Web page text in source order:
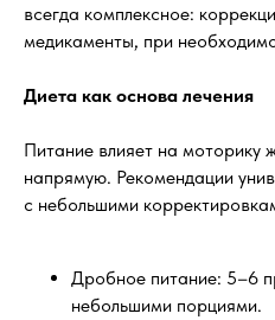
всегда комплексное:
медикаменты, при
Диета как основа лечения
Питание влияет на моторику
напрямую. Рекомендации
с небольшими
Дробное питание: 5–6
небольшими порциями.